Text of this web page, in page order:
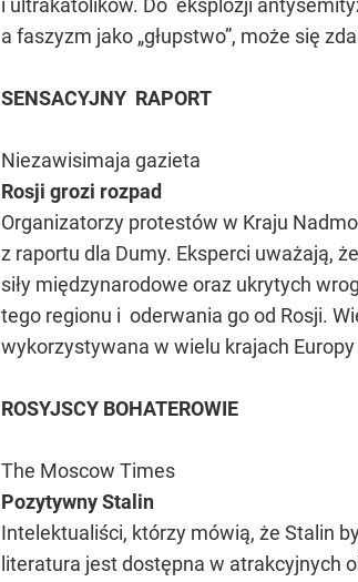
i ultrakatolików. Do eksplozji
a faszyzm jako „głupstwo”, może się
SENSACYJNY RAPORT
Niezawisimaja gazieta
Rosji grozi rozpad
Organizatorzy protestów w Kraju
z raportu dla Dumy. Eksperci uważają,
siły międzynarodowe oraz ukrytych
tego regionu i oderwania go od Rosji.
wykorzystywana w wielu krajach Europy
ROSYJSCY BOHATEROWIE
The Moscow Times
Pozytywny Stalin
Intelektualiści, którzy mówią, że Stalin
literatura jest dostępna w atrakcyjnych